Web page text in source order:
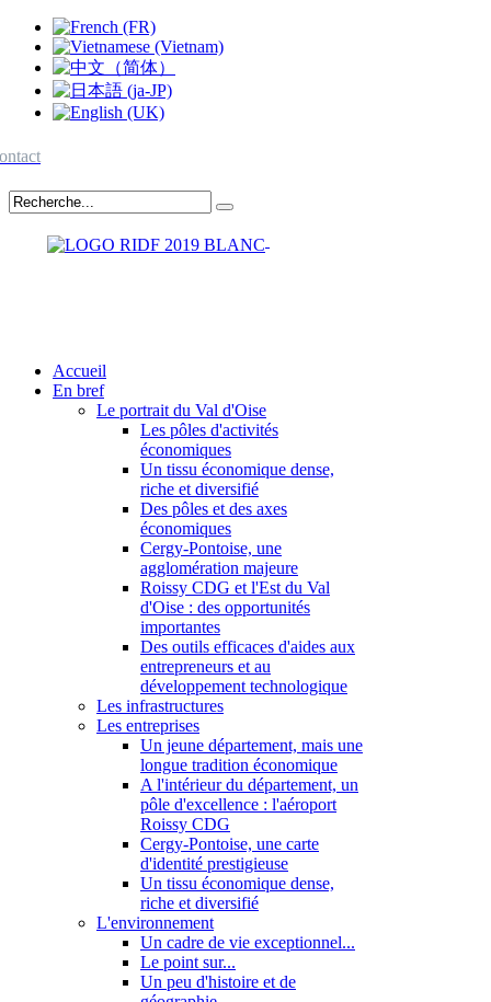
Accueil
En bref
Le portrait du Val d'Oise
Les pôles d'activités
économiques
Un tissu économique dense,
riche et diversifié
Des pôles et des axes
économiques
Cergy-Pontoise, une
agglomération majeure
Roissy CDG et l'Est du Val
d'Oise : des opportunités
importantes
Des outils efficaces d'aides aux
entrepreneurs et au
développement technologique
Les infrastructures
Les entreprises
Un jeune département, mais une
longue tradition économique
A l'intérieur du département, un
pôle d'excellence : l'aéroport
Roissy CDG
Cergy-Pontoise, une carte
d'identité prestigieuse
Un tissu économique dense,
riche et diversifié
L'environnement
Un cadre de vie exceptionnel...
Le point sur...
Un peu d'histoire et de